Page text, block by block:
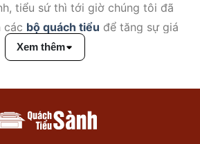
tiểu sứ thì tới giờ chúng tôi đã
các bộ quách tiểu để tăng sự giá
Xem thêm